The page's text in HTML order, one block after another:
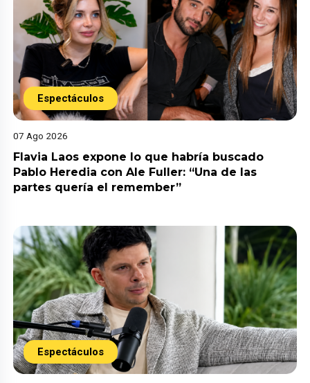
Espectáculos
07 Ago 2026
Flavia Laos expone lo que habría buscado
Pablo Heredia con Ale Fuller: “Una de las
partes quería el remember”
Espectáculos